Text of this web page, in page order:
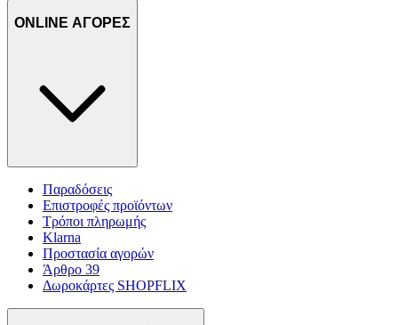
ONLINE ΑΓΟΡΕΣ
Παραδόσεις
Επιστροφές προϊόντων
Τρόποι πληρωμής
Klarna
Προστασία αγορών
Άρθρο 39
Δωροκάρτες SHOPFLIX